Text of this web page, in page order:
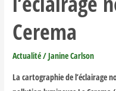
Cerema
Actualité/Janine Carlson
La cartographie de l’éclairage
le